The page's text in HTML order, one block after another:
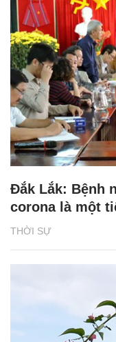
THỜI SỰ
Đắk Lắk: Bệnh
corona là một